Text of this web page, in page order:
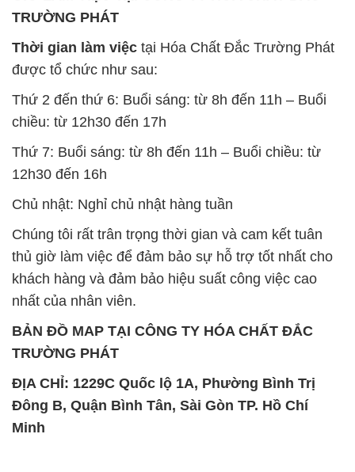
TRƯỜNG PHÁT
Thời gian làm việc tại Hóa Chất Đắc Trường Phát
được tổ chức như sau:
Thứ 2 đến thứ 6: Buổi sáng: từ 8h đến 11h – Buổi
chiều: từ 12h30 đến 17h
Thứ 7: Buổi sáng: từ 8h đến 11h – Buổi chiều: từ
12h30 đến 16h
Chủ nhật: Nghỉ chủ nhật hàng tuần
Chúng tôi rất trân trọng thời gian và cam kết tuân
thủ giờ làm việc để đảm bảo sự hỗ trợ tốt nhất cho
khách hàng và đảm bảo hiệu suất công việc cao
nhất của nhân viên.
BẢN ĐỒ MAP TẠI CÔNG TY HÓA CHẤT ĐẮC
TRƯỜNG PHÁT
ĐỊA CHỈ: 1229C Quốc lộ 1A, Phường Bình Trị
Đông B, Quận Bình Tân, Sài Gòn TP. Hồ Chí
Minh